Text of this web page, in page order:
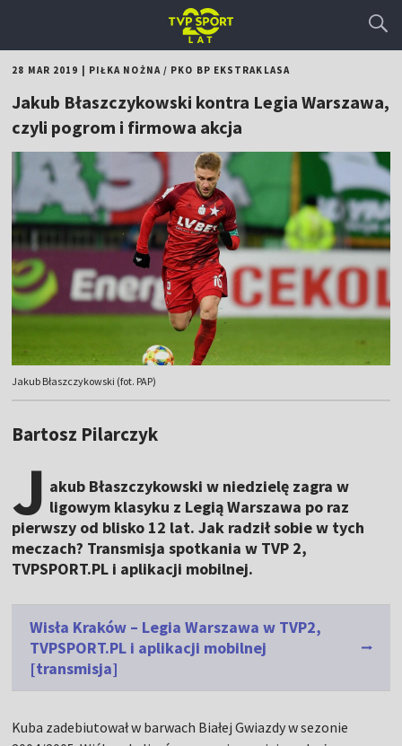
28 MAR 2019 PIŁKA NOŻNA/ PKO BP EKSTRAKLASA
Jakub Błaszczykowski kontra Legia Warszawa,
czyli pogrom i firmowa akcja
Jakub Błaszczykowski (fot. PAP)
Bartosz Pilarczyk
J akub Błaszczykowski w niedzielę zagra w
ligowym klasyku z Legią Warszawa po raz
pierwszy od blisko 12 lat. Jak radził sobie w tych
meczach? Transmisja spotkania w TVP 2,
TVPSPORT.PL i aplikacji mobilnej.
Wisła Kraków – Legia Warszawa w TVP2,
TVPSPORT.PL i aplikacji mobilnej
[transmisja]
Kuba zadebiutował w barwach Białej Gwiazdy w sezonie